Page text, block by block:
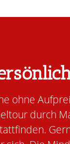
ohne
durch